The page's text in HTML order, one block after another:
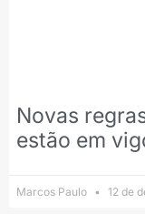
Novas
estão em
Marcos Paulo 12 de